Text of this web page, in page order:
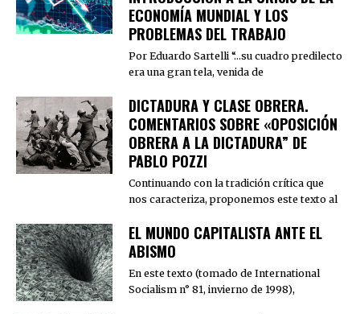
ECONOMÍA MUNDIAL Y LOS
PROBLEMAS DEL TRABAJO
Por Eduardo Sartelli “…su cuadro predilecto
era una gran tela, venida de
DICTADURA Y CLASE OBRERA.
COMENTARIOS SOBRE «OPOSICIÓN
OBRERA A LA DICTADURA” DE
PABLO POZZI
Continuando con la tradición crítica que
nos caracteriza, proponemos este texto al
EL MUNDO CAPITALISTA ANTE EL
ABISMO
En este texto (tomado de International
Socialism n° 81, invierno de 1998),